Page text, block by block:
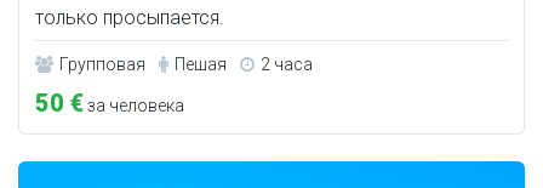
только просыпается.
Групповая Пешая 2 часа
50 €за человека